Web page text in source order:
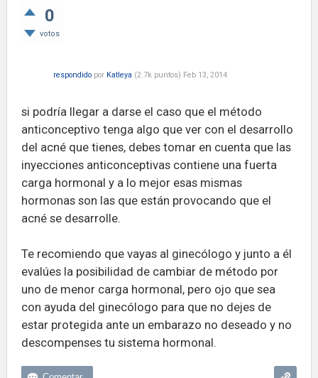
0
votos
respondido por Katleya (2.7k puntos) Feb 13, 2014
si podría llegar a darse el caso que el método
anticonceptivo tenga algo que ver con el desarrollo
del acné que tienes, debes tomar en cuenta que las
inyecciones anticonceptivas contiene una fuerta
carga hormonal y a lo mejor esas mismas
hormonas son las que están provocando que el
acné se desarrolle.
Te recomiendo que vayas al ginecólogo y junto a él
evalúes la posibilidad de cambiar de método por
uno de menor carga hormonal, pero ojo que sea
con ayuda del ginecólogo para que no dejes de
estar protegida ante un embarazo no deseado y no
descompenses tu sistema hormonal.